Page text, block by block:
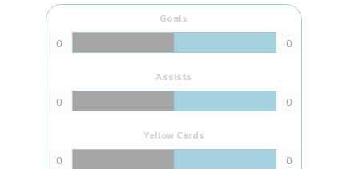
Goals
0 0
Assists
0 0
Yellow Cards
0 0